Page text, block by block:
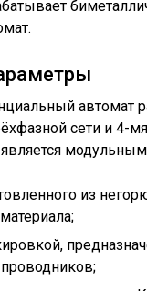
автомат
сети и 4-
модульным
из